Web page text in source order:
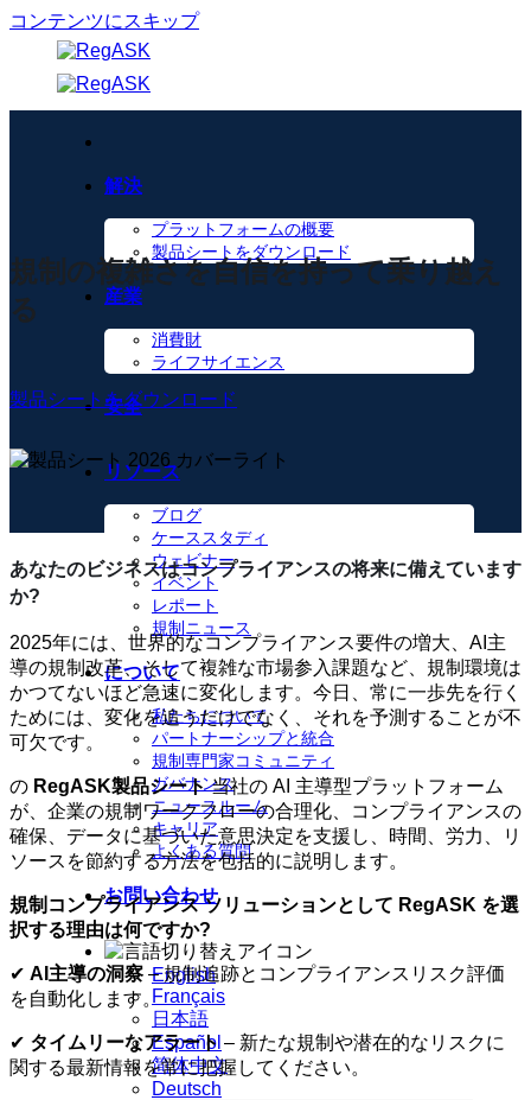
コンテンツにスキップ
解決
プラットフォームの概要
製品シートをダウンロード
産業
消費財
ライフサイエンス
安全
リソース
ブログ
ケーススタディ
ウェビナー
イベント
レポート
規制ニュース
について
私たちについて
パートナーシップと統合
規制専門家コミュニティ
ガバナンス
ニュースルーム
キャリア
よくある質問
お問い合わせ
English
Français
日本語
Español
简体中文
Deutsch
規制の複雑さを自信を持って乗り越え
る
製品シートをダウンロード
あなたのビジネスはコンプライアンスの将来に備えています
か?
2025年には、世界的なコンプライアンス要件の増大、AI主
導の規制改革、そして複雑な市場参入課題など、規制環境は
かつてないほど急速に変化します。今日、常に一歩先を行く
ためには、変化を追うだけでなく、それを予測することが不
可欠です。
の RegASK製品シート当社の AI 主導型プラットフォーム
が、企業の規制ワークフローの合理化、コンプライアンスの
確保、データに基づいた意思決定を支援し、時間、労力、リ
ソースを節約する方法を包括的に説明します。
規制コンプライアンス ソリューションとして RegASK を選
択する理由は何ですか?
✔ AI主導の洞察 – 規制追跡とコンプライアンスリスク評価
を自動化します。
✔ タイムリーなアラート – 新たな規制や潜在的なリスクに
関する最新情報を常に把握してください。